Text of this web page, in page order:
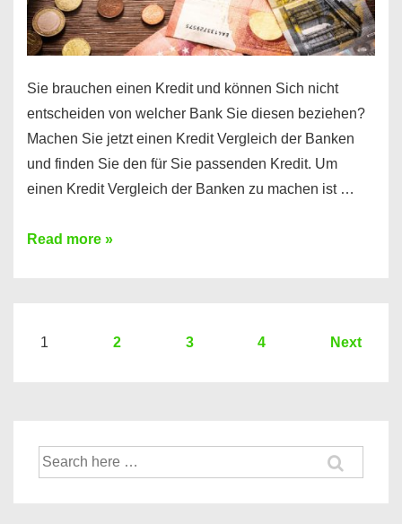
Sie brauchen einen Kredit und können Sich nicht
entscheiden von welcher Bank Sie diesen beziehen?
Machen Sie jetzt einen Kredit Vergleich der Banken
und finden Sie den für Sie passenden Kredit. Um
einen Kredit Vergleich der Banken zu machen ist …
Sie
Hier
Banken
Read more »
Seitennummerierung
1 2 3 4 Next
Suche
nach: